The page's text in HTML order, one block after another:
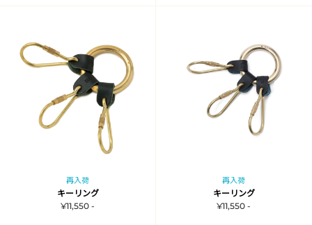
再入荷
キーリング
¥11,550 -
再入荷
キーリング
¥11,550 -